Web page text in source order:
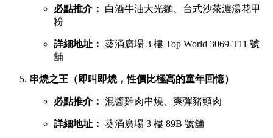
必點推介：
白酒牛油大光麵、台式沙茶濃湯花甲
粉
詳細地址： 葵涌廣場 3 樓 Top World 3069-T11 號
舖
串燒之王（即叫即燒，性價比極高的童年回憶）
必點推介： 混醬雞肉串燒、爽彈豬頸肉
詳細地址： 葵涌廣場 3 樓 89B 號舖